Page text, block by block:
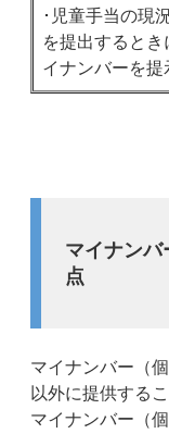
･児童手当の現
を提出するとき
イナンバーを提
マイナンバ
点
マイナンバー（
以外に提供する
マイナンバー（